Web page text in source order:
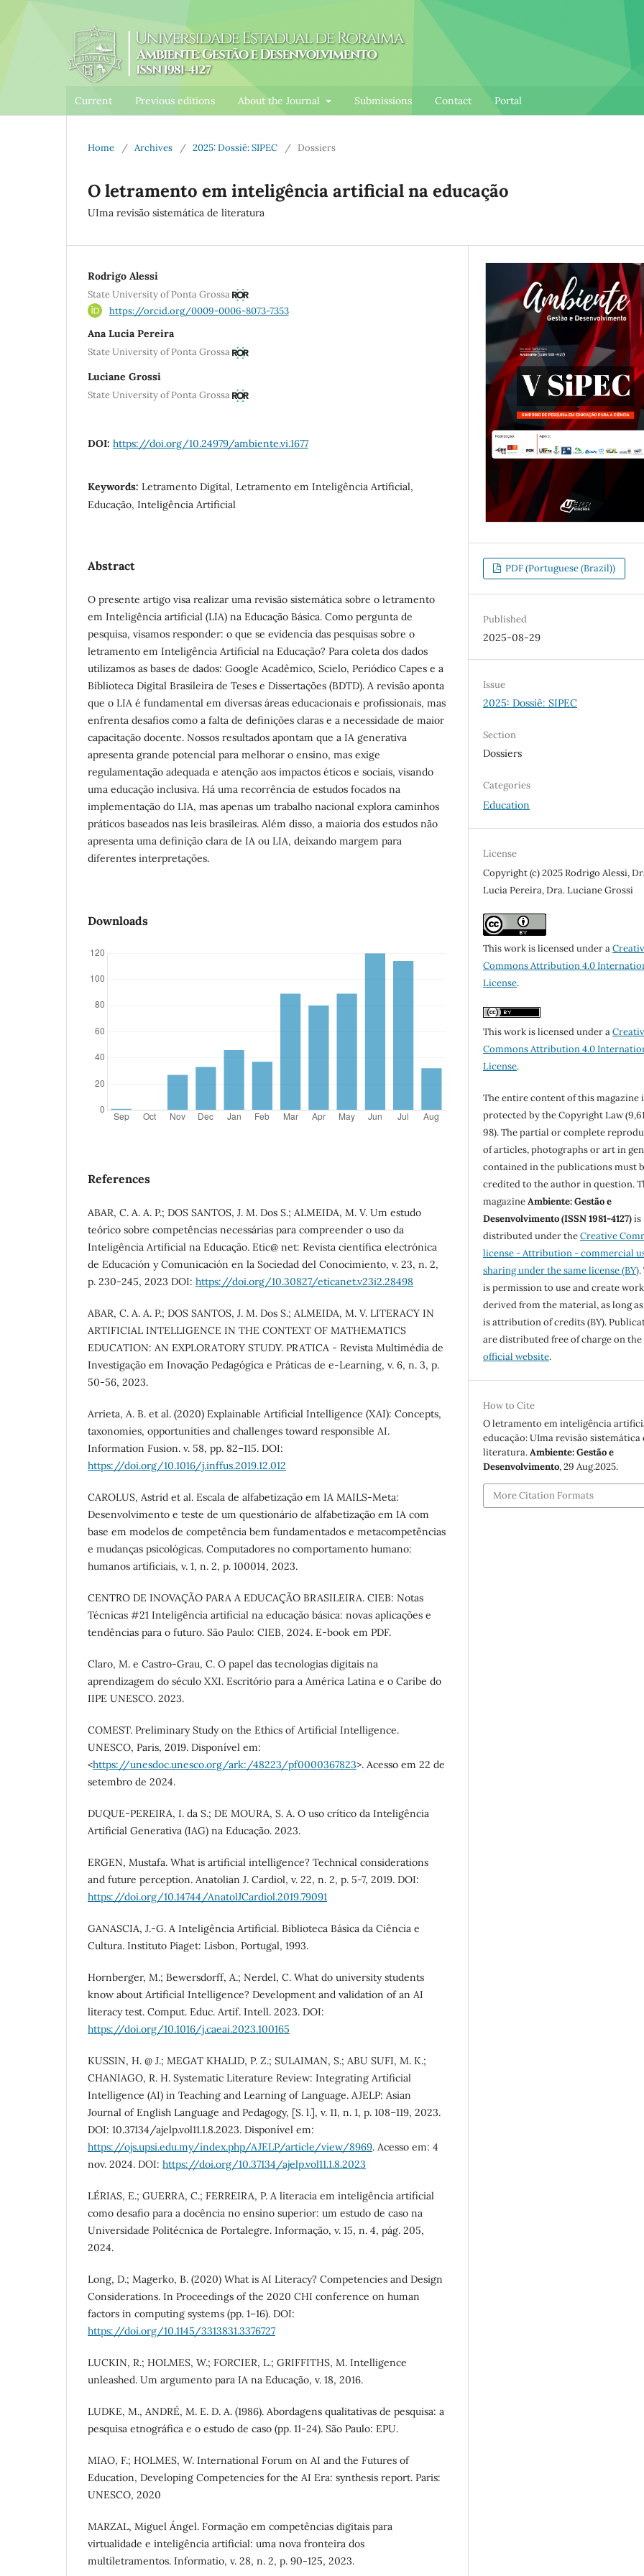
Current Previous editions About the Journal Submissions Contact Portal
Home / Archives / 2025: Dossiê: SIPEC / Dossiers
O letramento em inteligência artificial na educação
UIma revisão sistemática de literatura
Rodrigo Alessi
State University of Ponta Grossa
https://orcid.org/0009-0006-8073-7353
Ana Lucia Pereira
State University of Ponta Grossa
Luciane Grossi
State University of Ponta Grossa
DOI: https://doi.org/10.24979/ambiente.vi.1677
Keywords: Letramento Digital, Letramento em Inteligência Artificial,
Educação, Inteligência Artificial
Abstract
O presente artigo visa realizar uma revisão sistemática sobre o letramento
em Inteligência artificial (LIA) na Educação Básica. Como pergunta de
pesquisa, visamos responder: o que se evidencia das pesquisas sobre o
letramento em Inteligência Artificial na Educação? Para coleta dos dados
utilizamos as bases de dados: Google Acadêmico, Scielo, Periódico Capes e a
Biblioteca Digital Brasileira de Teses e Dissertações (BDTD). A revisão aponta
que o LIA é fundamental em diversas áreas educacionais e profissionais, mas
enfrenta desafios como a falta de definições claras e a necessidade de maior
capacitação docente. Nossos resultados apontam que a IA generativa
apresenta grande potencial para melhorar o ensino, mas exige
regulamentação adequada e atenção aos impactos éticos e sociais, visando
uma educação inclusiva. Há uma recorrência de estudos focados na
implementação do LIA, mas apenas um trabalho nacional explora caminhos
práticos baseados nas leis brasileiras. Além disso, a maioria dos estudos não
apresenta uma definição clara de IA ou LIA, deixando margem para
diferentes interpretações.
Downloads
References
ABAR, C. A. A. P.; DOS SANTOS, J. M. Dos S.; ALMEIDA, M. V. Um estudo
teórico sobre competências necessárias para compreender o uso da
Inteligência Artificial na Educação. Etic@ net: Revista científica electrónica
de Educación y Comunicación en la Sociedad del Conocimiento, v. 23, n. 2,
p. 230-245, 2023 DOI: https://doi.org/10.30827/eticanet.v23i2.28498
ABAR, C. A. A. P.; DOS SANTOS, J. M. Dos S.; ALMEIDA, M. V. LITERACY IN
ARTIFICIAL INTELLIGENCE IN THE CONTEXT OF MATHEMATICS
EDUCATION: AN EXPLORATORY STUDY. PRATICA - Revista Multimédia de
Investigação em Inovação Pedagógica e Práticas de e-Learning, v. 6, n. 3, p.
50-56, 2023.
Arrieta, A. B. et al. (2020) Explainable Artificial Intelligence (XAI): Concepts,
taxonomies, opportunities and challenges toward responsible AI.
Information Fusion. v. 58, pp. 82–115. DOI:
https://doi.org/10.1016/j.inffus.2019.12.012
CAROLUS, Astrid et al. Escala de alfabetização em IA MAILS-Meta:
Desenvolvimento e teste de um questionário de alfabetização em IA com
base em modelos de competência bem fundamentados e metacompetências
e mudanças psicológicas. Computadores no comportamento humano:
humanos artificiais, v. 1, n. 2, p. 100014, 2023.
CENTRO DE INOVAÇÃO PARA A EDUCAÇÃO BRASILEIRA. CIEB: Notas
Técnicas #21 Inteligência artificial na educação básica: novas aplicações e
tendências para o futuro. São Paulo: CIEB, 2024. E-book em PDF.
Claro, M. e Castro-Grau, C. O papel das tecnologias digitais na
aprendizagem do século XXI. Escritório para a América Latina e o Caribe do
IIPE UNESCO. 2023.
COMEST. Preliminary Study on the Ethics of Artificial Intelligence.
UNESCO, Paris, 2019. Disponível em:
<https://unesdoc.unesco.org/ark:/48223/pf0000367823>. Acesso em 22 de
setembro de 2024.
DUQUE-PEREIRA, I. da S.; DE MOURA, S. A. O uso crítico da Inteligência
Artificial Generativa (IAG) na Educação. 2023.
ERGEN, Mustafa. What is artificial intelligence? Technical considerations
and future perception. Anatolian J. Cardiol, v. 22, n. 2, p. 5-7, 2019. DOI:
https://doi.org/10.14744/AnatolJCardiol.2019.79091
GANASCIA, J.-G. A Inteligência Artificial. Biblioteca Básica da Ciência e
Cultura. Instituto Piaget: Lisbon, Portugal, 1993.
Hornberger, M.; Bewersdorff, A.; Nerdel, C. What do university students
know about Artificial Intelligence? Development and validation of an AI
literacy test. Comput. Educ. Artif. Intell. 2023. DOI:
https://doi.org/10.1016/j.caeai.2023.100165
KUSSIN, H. @ J.; MEGAT KHALID, P. Z.; SULAIMAN, S.; ABU SUFI, M. K.;
CHANIAGO, R. H. Systematic Literature Review: Integrating Artificial
Intelligence (AI) in Teaching and Learning of Language. AJELP: Asian
Journal of English Language and Pedagogy, [S. l.], v. 11, n. 1, p. 108–119, 2023.
DOI: 10.37134/ajelp.vol11.1.8.2023. Disponível em:
https://ojs.upsi.edu.my/index.php/AJELP/article/view/8969. Acesso em: 4
nov. 2024. DOI: https://doi.org/10.37134/ajelp.vol11.1.8.2023
LÉRIAS, E.; GUERRA, C.; FERREIRA, P. A literacia em inteligência artificial
como desafio para a docência no ensino superior: um estudo de caso na
Universidade Politécnica de Portalegre. Informação, v. 15, n. 4, pág. 205,
2024.
Long, D.; Magerko, B. (2020) What is AI Literacy? Competencies and Design
Considerations. In Proceedings of the 2020 CHI conference on human
factors in computing systems (pp. 1–16). DOI:
https://doi.org/10.1145/3313831.3376727
LUCKIN, R.; HOLMES, W.; FORCIER, L.; GRIFFITHS, M. Intelligence
unleashed. Um argumento para IA na Educação, v. 18, 2016.
LUDKE, M., ANDRÉ, M. E. D. A. (1986). Abordagens qualitativas de pesquisa: a
pesquisa etnográfica e o estudo de caso (pp. 11-24). São Paulo: EPU.
MIAO, F.; HOLMES, W. International Forum on AI and the Futures of
Education, Developing Competencies for the AI Era: synthesis report. Paris:
UNESCO, 2020
MARZAL, Miguel Ángel. Formação em competências digitais para
virtualidade e inteligência artificial: uma nova fronteira dos
multiletramentos. Informatio, v. 28, n. 2, p. 90-125, 2023.
PDF (Portuguese (Brazil))
Published
2025-08-29
Issue
2025: Dossiê: SIPEC
Section
Dossiers
Categories
Education
License
Copyright (c) 2025 Rodrigo Alessi,
Lucia Pereira, Dra. Luciane Grossi
This work is licensed under a
Commons Attribution 4.0
License.
This work is licensed under a
Commons Attribution 4.0
License.
The entire content of this magazine
protected by the Copyright Law
98). The partial or complete
of articles, photographs or art in
contained in the publications must
credited to the author in question.
magazineAmbiente: Gestão e
Desenvolvimento (ISSN 1981-4127)is
distributed under theCreative
license - Attribution - commercial
sharing under the same license (BY)
is permission to use and create
derived from the material, as long
is attribution of credits (BY).
are distributed free of charge on the
official website.
How to Cite
O letramento em inteligência
educação: UIma revisão sistemática
literatura.Ambiente: Gestão e
Desenvolvimento, 29 Aug.2025.
More Citation Formats